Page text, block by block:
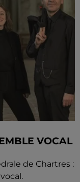
VOCAL
de Chartres :